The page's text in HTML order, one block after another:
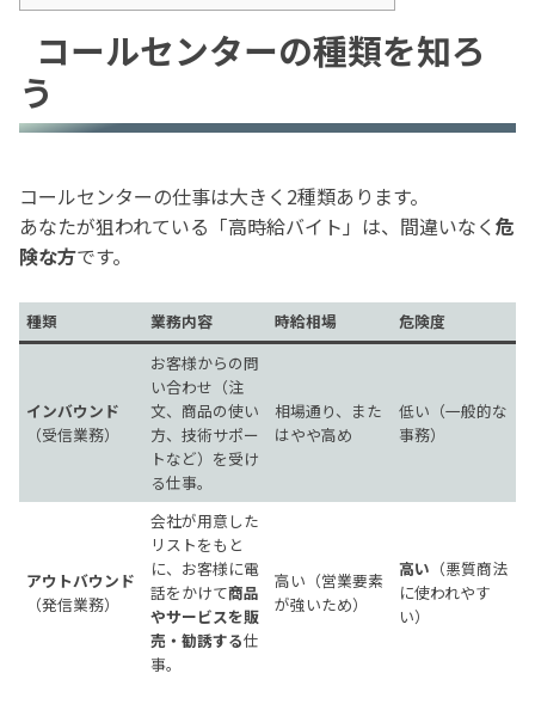
コールセンターの種類を知ろ
う
コールセンターの仕事は大きく2種類あります。
あなたが狙われている「高時給バイト」は、間違いなく危
険な方です。
種類 業務内容 時給相場 危険度
インバウンド
（受信業務）
お客様からの問
い合わせ（注
文、商品の使い
方、技術サポー
トなど）を受け
る仕事。
相場通り、また
はやや高め
低い（一般的な
事務）
アウトバウンド
（発信業務）
会社が用意した
リストをもと
に、お客様に電
話をかけて商品
やサービスを販
売・勧誘する仕
事。
高い（営業要素
が強いため）
高い （悪質商法
に使われやす
い）